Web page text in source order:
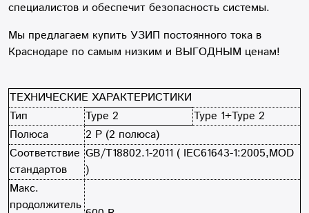
специалистов и обеспечит безопасность системы.
Мы предлагаем купить УЗИП постоянного тока в
Краснодаре по самым низким и ВЫГОДНЫМ ценам!
ТЕХНИЧЕСКИЕ ХАРАКТЕРИСТИКИ
Тип
Type 2
Type 1+Type 2
Полюса
2 Р (2 полюса)
Соответствие
стандартов
GB/T18802.1-2011 ( IEC61643-1:2005,MOD
)
Макс.
продолжитель